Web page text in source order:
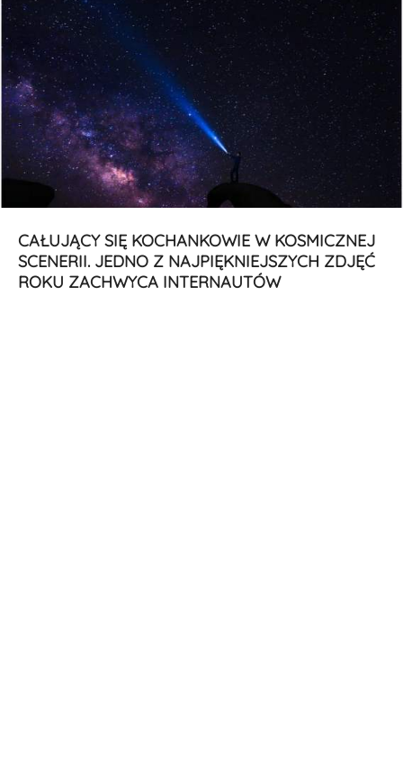
CAŁUJĄCY SIĘ KOCHANKOWIE W KOSMICZNEJ
SCENERII. JEDNO Z NAJPIĘKNIEJSZYCH ZDJĘĆ
ROKU ZACHWYCA INTERNAUTÓW